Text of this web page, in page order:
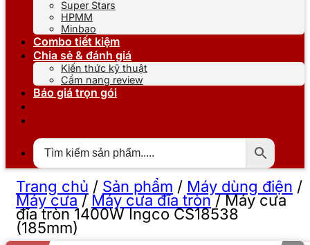
Super Stars
HPMM
Minbao
Combo tiết kiệm
Chia sẻ & đánh giá
Kiến thức kỹ thuật
Cẩm nang review
Báo giá trọn gói
Trang chủ / Sản phẩm / Máy dùng điện /
Máy cưa/ Máy cưa đĩa tròn/Máy cưa
đĩa tròn 1400W Ingco CS18538
(185mm)